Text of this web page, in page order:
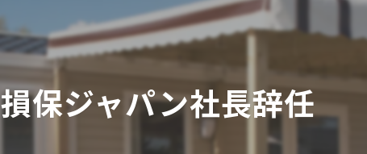
よくある質問
損保ジャパン社長辞任